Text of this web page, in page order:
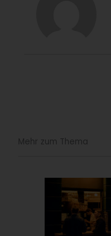
Mehr zum Thema